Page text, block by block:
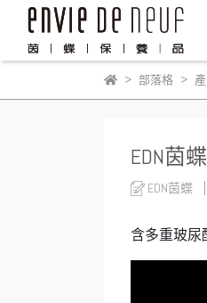
部落格
EDN茵
EDN茵蝶
含多重玻尿